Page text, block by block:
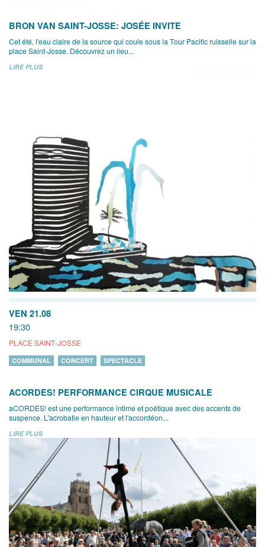
BRON VAN SAINT-JOSSE: JOSÉE INVITE
Cet été, l'eau claire de la source qui coule sous la Tour Pacific ruisselle sur la
place Saint-Josse. Découvrez un lieu...
LIRE PLUS
VEN 21.08
19:30
PLACE SAINT-JOSSE
COMMUNAL CONCERT SPECTACLE
ACORDES! PERFORMANCE CIRQUE MUSICALE
aCORDES! est une performance intime et poétique avec des accents de
suspence. L'acrobatie en hauteur et l'accordéon...
LIRE PLUS